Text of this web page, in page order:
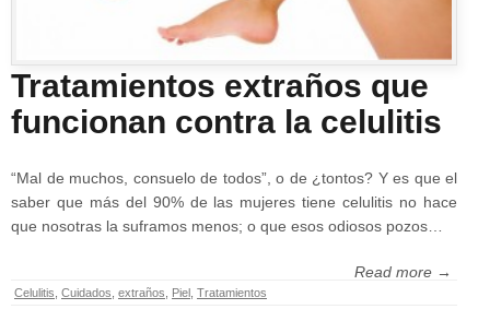
Tratamientos extraños que
funcionan contra la celulitis
“Mal de muchos, consuelo de todos”, o de ¿tontos? Y es que el
saber que más del 90% de las mujeres tiene celulitis no hace
que nosotras la suframos menos; o que esos odiosos pozos…
Read more →
Celulitis Cuidados extraños Piel Tratamientos